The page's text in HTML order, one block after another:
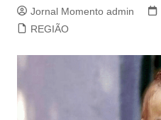
Jornal Momento admin
REGIÃO